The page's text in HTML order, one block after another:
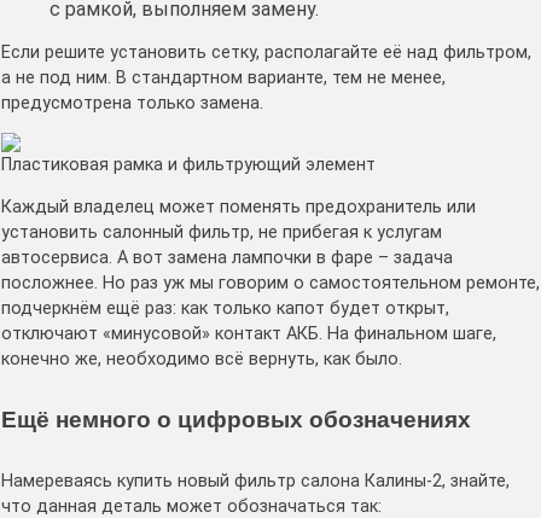
с рамкой, выполняем замену.
Если решите установить сетку, располагайте её над фильтром,
а не под ним. В стандартном варианте, тем не менее,
предусмотрена только замена.
Пластиковая рамка и фильтрующий элемент
Каждый владелец может поменять предохранитель или
установить салонный фильтр, не прибегая к услугам
автосервиса. А вот замена лампочки в фаре – задача
посложнее. Но раз уж мы говорим о самостоятельном ремонте,
подчеркнём ещё раз: как только капот будет открыт,
отключают «минусовой» контакт АКБ. На финальном шаге,
конечно же, необходимо всё вернуть, как было.
Ещё немного о цифровых обозначениях
Намереваясь купить новый фильтр салона Калины-2, знайте,
что данная деталь может обозначаться так: